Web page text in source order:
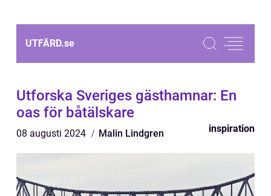
UTFÄRD.se
Utforska Sveriges gästhamnar: En
oas för båtälskare
08 augusti 2024 Malin Lindgren inspiration